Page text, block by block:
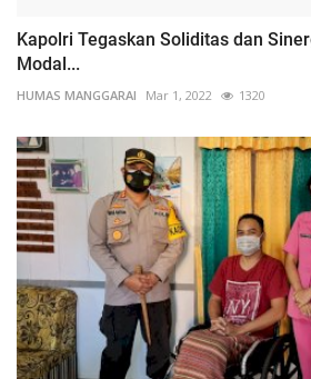
Kapolri Tegaskan Soliditas dan
Modal...
HUMAS MANGGARAI Mar 1, 2022 1320